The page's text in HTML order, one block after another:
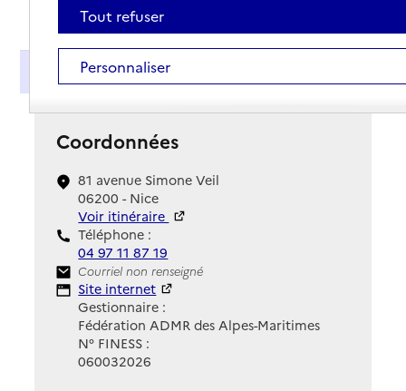
Présentation
Coordonnées
81 avenue Simone Veil
06200 - Nice
Voir itinéraire
Téléphone :
04 97 11 87 19
Contact
Courriel non renseigné
Site Internet
Site internet
Gestionnaire :
Fédération ADMR des Alpes-Maritimes
N° FINESS :
060032026
Tout refuser
Personnaliser